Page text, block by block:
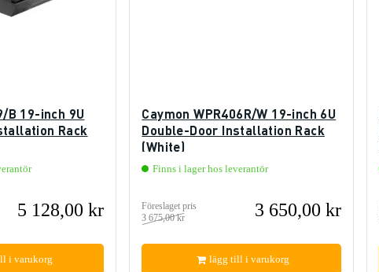
B 19-inch 9U
Rack
5 128,00 kr
i varukorg
Caymon WPR406R/W 19-inch 6U
Double-Door Installation Rack
(White)
Finns i lager hos leverantör
Föreslaget pris
3 675,00 kr
3 650,00 kr
lägg till i varukorg